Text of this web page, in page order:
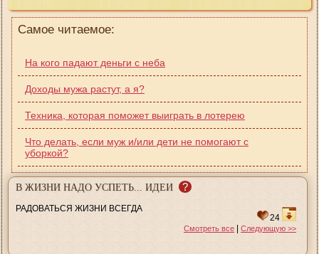
Самое читаемое:
На кого падают деньги с неба
Доходы мужа растут, а я?
Техника, которая поможет выиграть в лотерею
Что делать, если муж и/или дети не помогают с
уборкой?
В ЖИЗНИ НАДО УСПЕТЬ... ИДЕИ ?
РАДОВАТЬСЯ ЖИЗНИ ВСЕГДА
24
Смотреть все | Следующую >>